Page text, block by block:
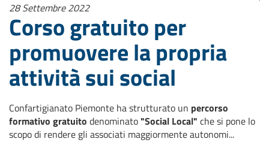
28 Settembre 2022
Corso gratuito per
promuovere la propria
attività sui social
Confartigianato Piemonte ha strutturato un percorso
formativo gratuito denominato "Social Local" che si pone lo
scopo di rendere gli associati maggiormente autonomi...